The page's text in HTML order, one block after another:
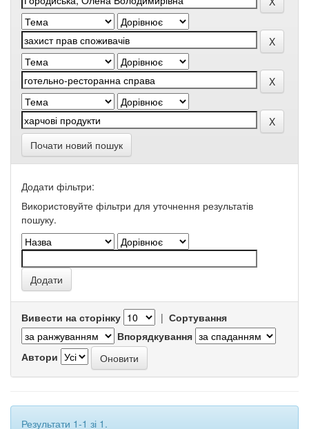
Почати новий пошук
Додати фільтри:
Використовуйте фільтри для уточнення результатів
пошуку.
Вивести на сторінку | Сортування
Впорядкування
Автори
Результати 1-1 зі 1.